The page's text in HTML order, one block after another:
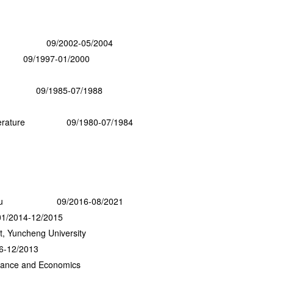
Canada 09/2002-05/2004
1997-01/2000
09/1985-07/1988
literature 09/1980-07/1984
Macau 09/2016-08/2021
12/2015
Yuncheng University
2013
and Economics